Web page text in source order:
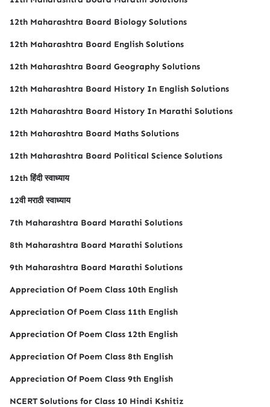
12th Maharashtra Board Biology Solutions
12th Maharashtra Board English Solutions
12th Maharashtra Board Geography Solutions
12th Maharashtra Board History In English Solutions
12th Maharashtra Board History In Marathi Solutions
12th Maharashtra Board Maths Solutions
12th Maharashtra Board Political Science Solutions
12th हिंदी स्वाध्याय
12वी मराठी स्वाध्याय
7th Maharashtra Board Marathi Solutions
8th Maharashtra Board Marathi Solutions
9th Maharashtra Board Marathi Solutions
Appreciation Of Poem Class 10th English
Appreciation Of Poem Class 11th English
Appreciation Of Poem Class 12th English
Appreciation Of Poem Class 8th English
Appreciation Of Poem Class 9th English
NCERT Solutions for Class 10 Hindi Kshitiz